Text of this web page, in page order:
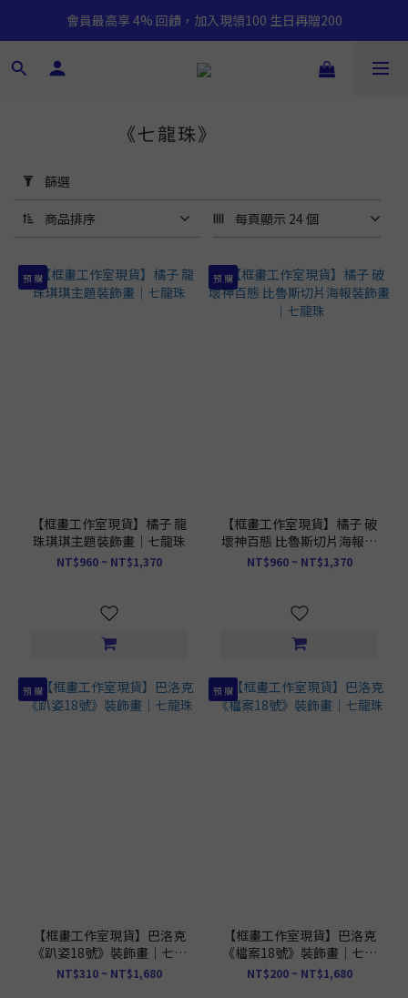
會員最高享 4% 回饋，加入現領100 生日再贈200
用
篩
選
(0/20)
價格
(NT$)
《七龍珠》
篩選
商品排序 每頁顯示 24 個
預 購
【框畫工作室現貨】橘子 龍
珠琪琪主題裝飾畫｜七龍珠
NT$960 ~ NT$1,370
預 購
【框畫工作室現貨】橘子 破
壞神百態 比魯斯切片海報裝
飾畫｜七龍珠
NT$960 ~ NT$1,370
預 購
【框畫工作室現貨】巴洛克
《趴姿18號》裝飾畫｜七龍
珠
NT$310 ~ NT$1,680
預 購
【框畫工作室現貨】巴洛克
《檔案18號》裝飾畫｜七龍
珠
NT$200 ~ NT$1,680